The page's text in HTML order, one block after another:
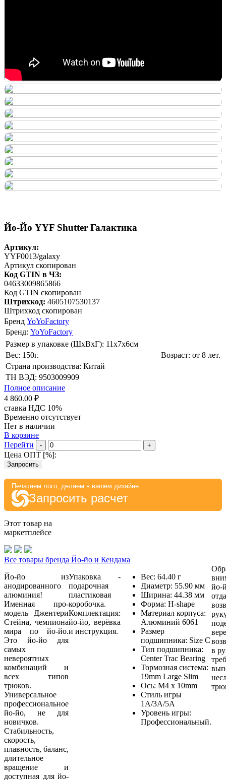
Йо-Йо YYF Shutter Галактика
Артикул:
YYF0013/galaxy
Артикул скопирован
Код GTIN в ЧЗ:
04633009865866
Код GTIN скопирован
Штрихкод: 4605107530137
Штрихкод скопирован
Бренд YoYoFactory
Бренд: YoYoFactory
Размер в упаковке (ШхВxГ): 11х7х6cм
Вес: 150г.
Возраст: от 8 лет.
Страна производства: Китай
ТН ВЭД: 9503009909
Полное описание
4 860.00 ₽
ставка НДС 10%
Временно отсутствует
Нет в наличии
В корзине
Перейти
- +
Цена ОПТ [%]:
Запросить
Печатаем лого, делаем в вашем дизайне
Запросить расчет
Этот товар на
маркетплейсе
Все товары бренда Йо-йо и Кендама
Йо-йо из
анодированного
алюминия!
Именная про-
модель Джентери
Стейна, чемпиона
мира по йо-йо.
Это йо-йо для
самых
невероятных
комбинаций и
всех типов
трюков.
Универсальное
профессиональное
йо-йо, не для
новичков.
Стабильность,
скорость,
плавность, баланс,
длительное
вращение и
доступная для йо-
Упаковка -
подарочная
пластиковая
коробочка.
Комплектация:
йо-йо, верёвка
и инструкция.
Вес: 64.40 г
Диаметр: 55.90 мм
Ширина: 44.38 мм
Форма: H-shape
Материал корпуса:
Алюминий 6061
Размер
подшипника: Size C
Тип подшипника:
Center Trac Bearing
Тормозная система:
19mm Large Slim
Ось: M4 x 10mm
Стиль игры
1A/3A/5A
Уровень игры:
Профессиональный.
йо-
в